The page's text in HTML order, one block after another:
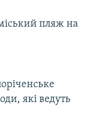
пляж на
які ведуть